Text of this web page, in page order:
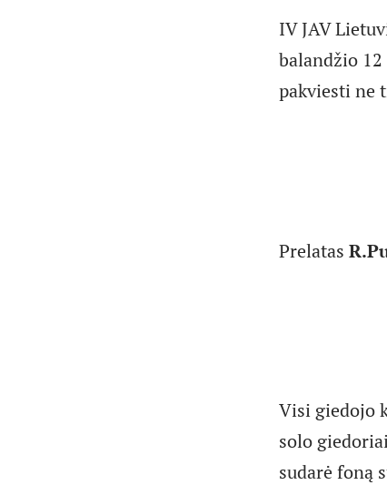
IV JAV
balandžio
pakviesti ne
Prelatas
Visi giedojo
solo
sudarė foną